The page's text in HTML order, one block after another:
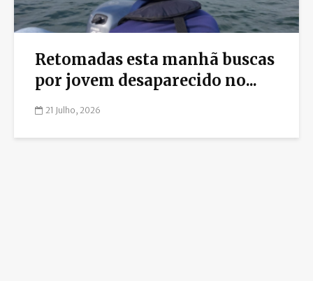
Retomadas esta manhã buscas
por jovem desaparecido no...
21 Julho, 2026